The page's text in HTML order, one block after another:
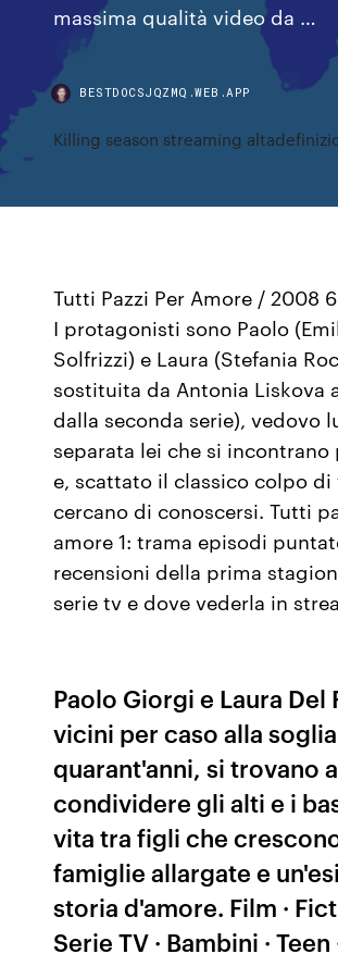
massima qualità video da …
BESTDOCSJQZMQ.WEB.APP
Killing season streaming
Tutti Pazzi Per Amore / 2008
I protagonisti sono Paolo
Solfrizzi) e Laura (Stefania
sostituita da Antonia Liskova
dalla seconda serie), vedovo
separata lei che si incontrano
e, scattato il classico colpo di
cercano di conoscersi. Tutti
amore 1: trama episodi
recensioni della prima
serie tv e dove vederla in
Paolo Giorgi e Laura Del
vicini per caso alla
quarant'anni, si trovano a
condividere gli alti e i
vita tra figli che
famiglie allargate e
storia d'amore. Film ·
Serie TV · Bambini · Teen